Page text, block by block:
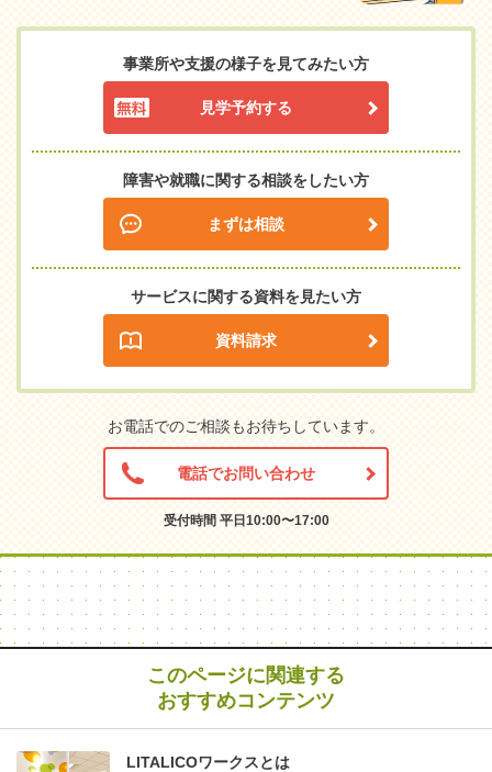
事業所や支援の様子を見てみたい方
見学予約する
障害や就職に関する相談をしたい方
まずは相談
サービスに関する資料を見たい方
資料請求
お電話でのご相談もお待ちしています。
電話でお問い合わせ
受付時間 平日10:00〜17:00
このページに関連する
おすすめコンテンツ
LITALICOワークスとは